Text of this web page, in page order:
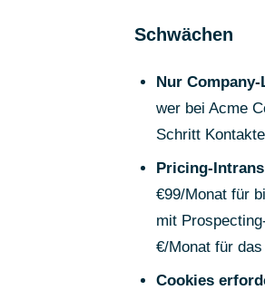
Schwächen
Nur Company-
wer bei Acme
Schritt
Pricing-
€99/Monat für
mit
€/Monat für
Cookies